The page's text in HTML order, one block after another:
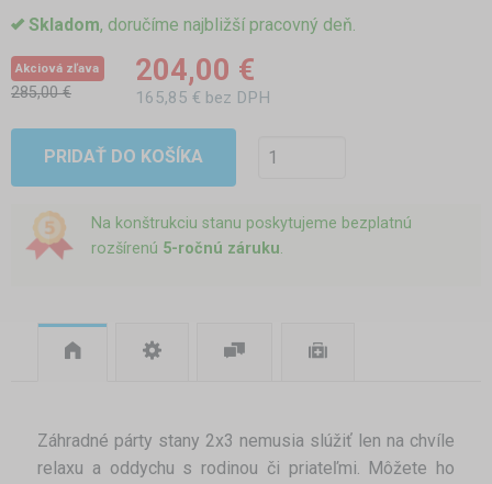
Skladom, doručíme najbližší pracovný deň.
Akciová zľava
285,00 €
204,00 €
165,85 € bez DPH
PRIDAŤ DO KOŠÍKA
Na konštrukciu stanu poskytujeme bezplatnú
rozšírenú 5-ročnú záruku.
Záhradné párty stany 2x3 nemusia slúžiť len na chvíle
relaxu a oddychu s rodinou či priateľmi. Môžete ho